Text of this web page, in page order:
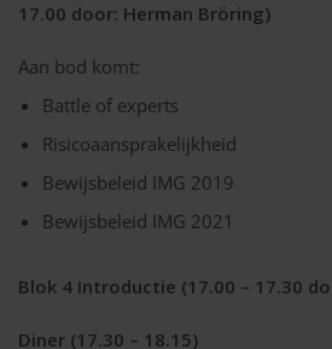
17.00 door: Herman Bröring)
Aan bod komt:
Battle of experts
Risicoaansprakelijkheid
Bewijsbeleid IMG 2019
Bewijsbeleid IMG 2021
Blok 4 Introductie (17.00 – 17.30
Diner (17.30 – 18.15)